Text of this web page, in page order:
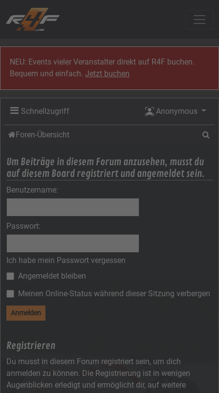
NEU: Events vieler Veranstalter direkt auf R4F buchen.
Bequem und einfach.Jetzt buchen
Schnellzugriff Anonymous
Foren-Übersicht
Um Beiträge in diesem Forum anzusehen, musst du
auf diesem Board registriert und angemeldet sein.
Benutzername:
Passwort:
Ich habe mein Passwort vergessen
Angemeldet bleiben
Meinen Online-Status während dieser Sitzung verbergen
Registrieren
Du musst in diesem Forum registriert sein, um dich
anmelden zu können. Die Registrierung ist in wenigen
Augenblicken erledigt und ermöglicht dir, auf weitere